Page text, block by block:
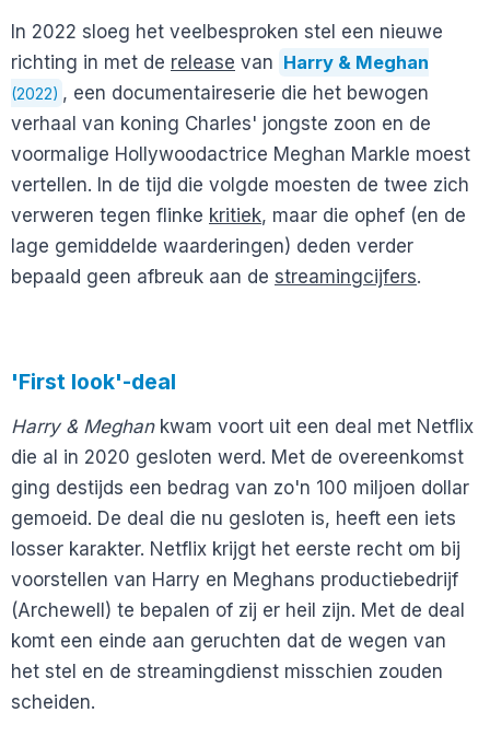
In 2022 sloeg het veelbesproken stel een nieuwe
richting in met de release van Harry & Meghan
(2022) , een documentaireserie die het bewogen
verhaal van koning Charles' jongste zoon en de
voormalige Hollywoodactrice Meghan Markle moest
vertellen. In de tijd die volgde moesten de twee zich
verweren tegen flinke kritiek, maar die ophef (en de
lage gemiddelde waarderingen) deden verder
bepaald geen afbreuk aan de streamingcijfers.
'First look'-deal
Harry & Meghankwam voort uit een deal met Netflix
die al in 2020 gesloten werd. Met de overeenkomst
ging destijds een bedrag van zo'n 100 miljoen dollar
gemoeid. De deal die nu gesloten is, heeft een iets
losser karakter. Netflix krijgt het eerste recht om bij
voorstellen van Harry en Meghans productiebedrijf
(Archewell) te bepalen of zij er heil zijn. Met de deal
komt een einde aan geruchten dat de wegen van
het stel en de streamingdienst misschien zouden
scheiden.